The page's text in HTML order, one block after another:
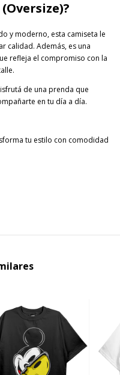
y moderno, esta camiseta le
calidad. Además, es una
refleja el compromiso con la
de una prenda que
en tu día a día.
tu estilo con comodidad